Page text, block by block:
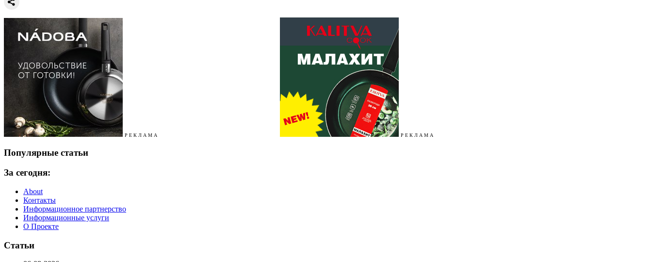
Р Е К Л А М А Р Е К Л А М А
Популярные статьи
За сегодня:
About
Контакты
Информационное партнерство
Информационные услуги
О Проекте
Статьи